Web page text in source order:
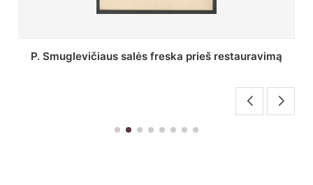
Stepono Batoro universiteto bibliotekos Profesorių